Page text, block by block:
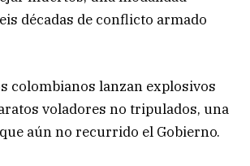
décadas de conflicto armado
colombianos lanzan explosivos
voladores no tripulados, una
aún no recurrido el Gobierno.